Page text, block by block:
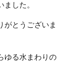
した。
がとうございま
ゆる水まわりの